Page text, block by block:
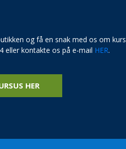
og få en snak med os om
eller kontakte os på e-mail HER.
HER